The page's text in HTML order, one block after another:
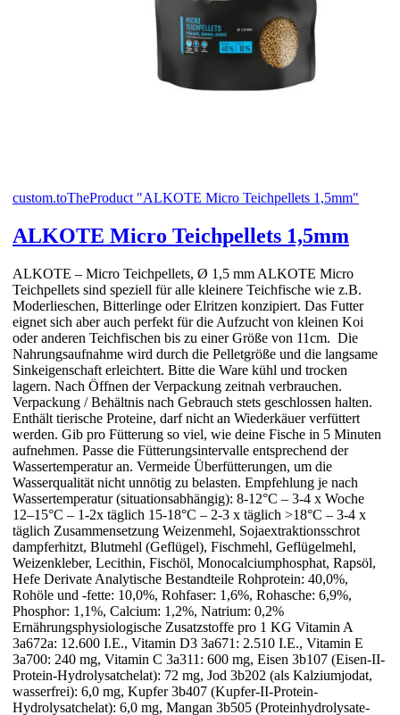
custom.toTheProduct "ALKOTE Micro Teichpellets 1,5mm"
ALKOTE Micro Teichpellets 1,5mm
ALKOTE – Micro Teichpellets, Ø 1,5 mm ALKOTE Micro
Teichpellets sind speziell für alle kleinere Teichfische wie z.B.
Moderlieschen, Bitterlinge oder Elritzen konzipiert. Das Futter
eignet sich aber auch perfekt für die Aufzucht von kleinen Koi
oder anderen Teichfischen bis zu einer Größe von 11cm. Die
Nahrungsaufnahme wird durch die Pelletgröße und die langsame
Sinkeigenschaft erleichtert. Bitte die Ware kühl und trocken
lagern. Nach Öffnen der Verpackung zeitnah verbrauchen.
Verpackung / Behältnis nach Gebrauch stets geschlossen halten.
Enthält tierische Proteine, darf nicht an Wiederkäuer verfüttert
werden. Gib pro Fütterung so viel, wie deine Fische in 5 Minuten
aufnehmen. Passe die Fütterungsintervalle entsprechend der
Wassertemperatur an. Vermeide Überfütterungen, um die
Wasserqualität nicht unnötig zu belasten. Empfehlung je nach
Wassertemperatur (situationsabhängig): 8-12°C – 3-4 x Woche
12–15°C – 1-2x täglich 15-18°C – 2-3 x täglich >18°C – 3-4 x
täglich Zusammensetzung Weizenmehl, Sojaextraktionsschrot
dampferhitzt, Blutmehl (Geflügel), Fischmehl, Geflügelmehl,
Weizenkleber, Lecithin, Fischöl, Monocalciumphosphat, Rapsöl,
Hefe Derivate Analytische Bestandteile Rohprotein: 40,0%,
Rohöle und -fette: 10,0%, Rohfaser: 1,6%, Rohasche: 6,9%,
Phosphor: 1,1%, Calcium: 1,2%, Natrium: 0,2%
Ernährungsphysiologische Zusatzstoffe pro 1 KG Vitamin A
3a672a: 12.600 I.E., Vitamin D3 3a671: 2.510 I.E., Vitamin E
3a700: 240 mg, Vitamin C 3a311: 600 mg, Eisen 3b107 (Eisen-II-
Protein-Hydrolysatchelat): 72 mg, Jod 3b202 (als Kalziumjodat,
wasserfrei): 6,0 mg, Kupfer 3b407 (Kupfer-II-Protein-
Hydrolysatchelat): 6,0 mg, Mangan 3b505 (Proteinhydrolysate-